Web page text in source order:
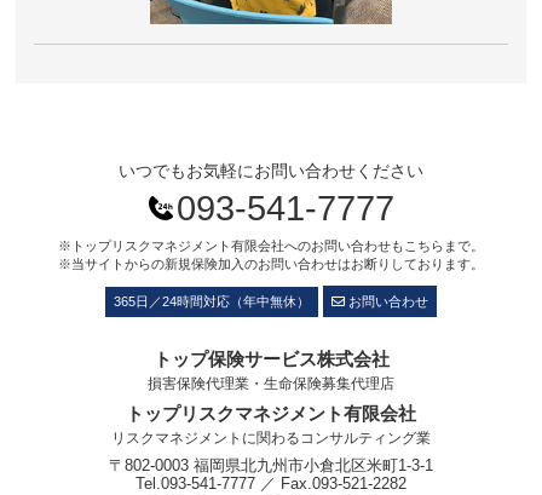
いつでもお気軽にお問い合わせください
093-541-7777
※トップリスクマネジメント有限会社へのお問い合わせもこちらまで。
※当サイトからの新規保険加入のお問い合わせはお断りしております。
365日／24時間対応（年中無休） お問い合わせ
トップ保険サービス株式会社
損害保険代理業・生命保険募集代理店
トップリスクマネジメント有限会社
リスクマネジメントに関わるコンサルティング業
〒802-0003 福岡県北九州市小倉北区米町1-3-1
Tel.093-541-7777 ／ Fax.093-521-2282